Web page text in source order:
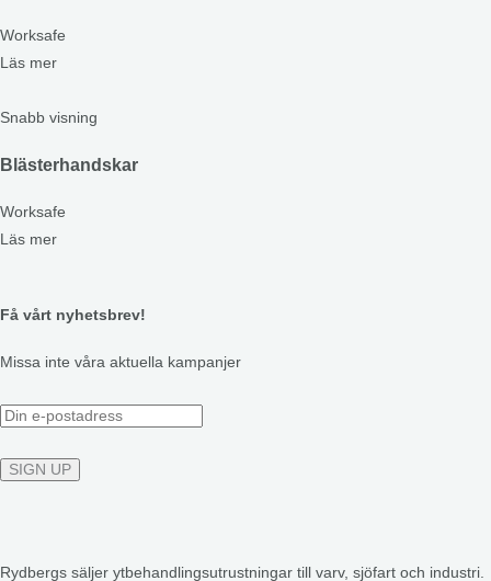
Worksafe
Läs mer
Snabb visning
Blästerhandskar
Worksafe
Läs mer
Få vårt nyhetsbrev!
Missa inte våra aktuella kampanjer
Rydbergs säljer ytbehandlingsutrustningar till varv, sjöfart och industri.